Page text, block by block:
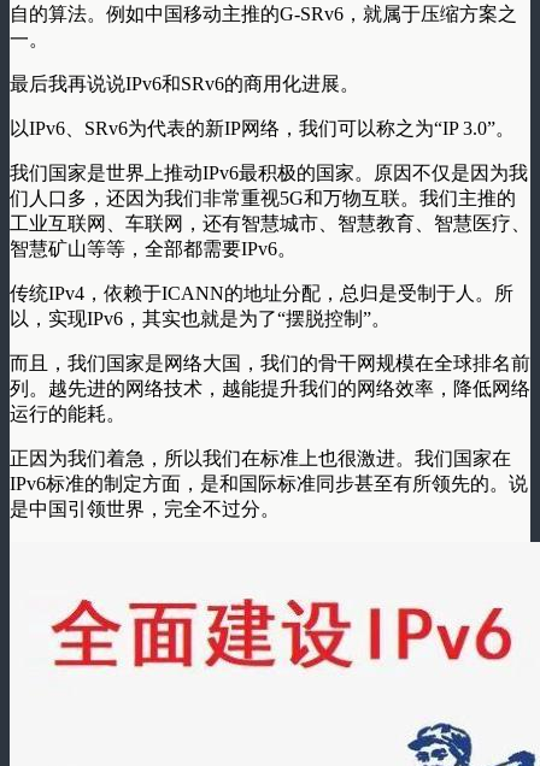
自的算法。例如中国移动主推的G-SRv6，就属于压缩方案之
一。
最后我再说说IPv6和SRv6的商用化进展。
以IPv6、SRv6为代表的新IP网络，我们可以称之为“IP 3.0”。
我们国家是世界上推动IPv6最积极的国家。原因不仅是因为我
们人口多，还因为我们非常重视5G和万物互联。我们主推的
工业互联网、车联网，还有智慧城市、智慧教育、智慧医疗、
智慧矿山等等，全部都需要IPv6。
传统IPv4，依赖于ICANN的地址分配，总归是受制于人。所
以，实现IPv6，其实也就是为了“摆脱控制”。
而且，我们国家是网络大国，我们的骨干网规模在全球排名前
列。越先进的网络技术，越能提升我们的网络效率，降低网络
运行的能耗。
正因为我们着急，所以我们在标准上也很激进。我们国家在
IPv6标准的制定方面，是和国际标准同步甚至有所领先的。说
是中国引领世界，完全不过分。